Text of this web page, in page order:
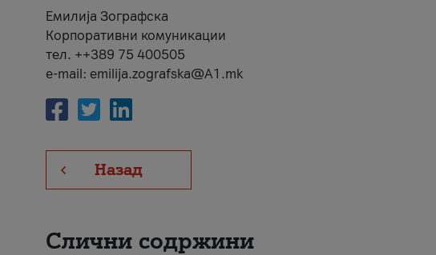
Емилија Зографска
Корпоративни комуникации
тел. ++389 75 400505
e-mail: emilija.zografska@A1.mk
Назад
Слични содржини